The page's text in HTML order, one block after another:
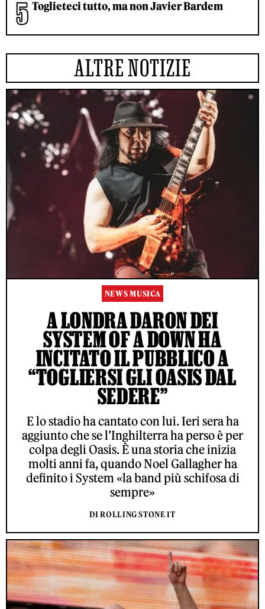
Toglieteci tutto, ma non Javier Bardem
ALTRE NOTIZIE
NEWS MUSICA
A LONDRA DARON DEI
SYSTEM OF A DOWN HA
INCITATO IL PUBBLICO A
“TOGLIERSI GLI OASIS DAL
SEDERE”
E lo stadio ha cantato con lui. Ieri sera ha
aggiunto che se l’Inghilterra ha perso è per
colpa degli Oasis. È una storia che inizia
molti anni fa, quando Noel Gallagher ha
definito i System «la band più schifosa di
sempre»
DI ROLLING STONE IT